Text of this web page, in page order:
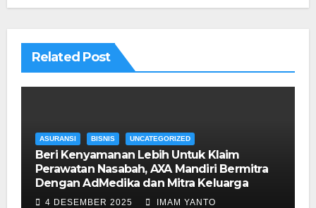
Related Post
ASURANSI BISNIS UNCATEGORIZED
Beri Kenyamanan Lebih Untuk Klaim
Perawatan Nasabah, AXA Mandiri Bermitra
Dengan AdMedika dan Mitra Keluarga
4 DESEMBER 2025 IMAM YANTO